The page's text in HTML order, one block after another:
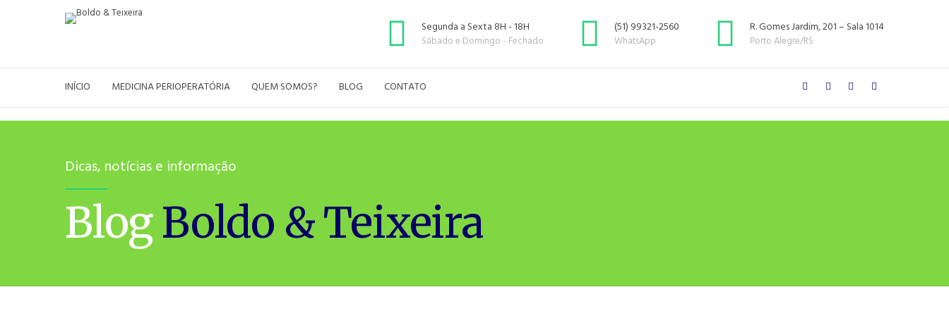
Segunda a Sexta 8H - 18H
Sábado e Domingo - Fechado
(51) 99321-2560
WhatsApp
R. Gomes Jardim, 201 – Sala 1014
Porto Alegre/RS
INÍCIO MEDICINA PERIOPERATÓRIA QUEM SOMOS? BLOG CONTATO
Dicas, notícias e informação
BlogBoldo & Teixeira